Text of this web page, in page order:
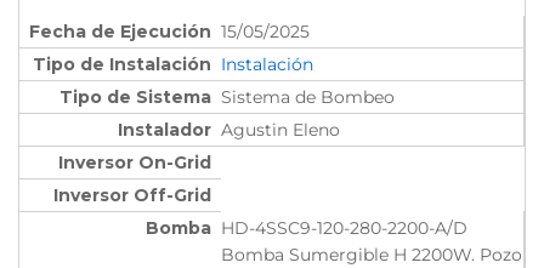
15/05/2025
Instalación
Sistema de Bombeo
Agustin Eleno
HD-4SSC9-120-280-2200-A/D
Bomba Sumergible H 2200W. Pozo